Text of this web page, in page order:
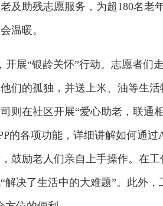
及助残志愿服务，为超180名老
温暖。
开展“银龄关怀”行动。志愿者们
们的孤独，并送上米、油等生
则在社区开展“爱心助老，联通
的各项功能，详细讲解如何通
鼓励老人们亲自上手操作。在
决了生活中的大难题”。此外